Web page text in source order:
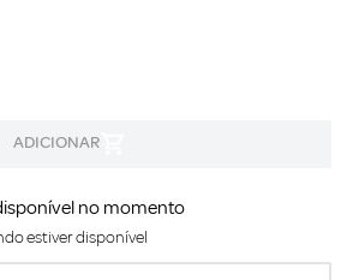
no momento
estiver disponível